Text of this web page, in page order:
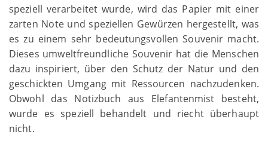
speziell verarbeitet wurde, wird das Papier mit einer
zarten Note und speziellen Gewürzen hergestellt, was
es zu einem sehr bedeutungsvollen Souvenir macht.
Dieses umweltfreundliche Souvenir hat die Menschen
dazu inspiriert, über den Schutz der Natur und den
geschickten Umgang mit Ressourcen nachzudenken.
Obwohl das Notizbuch aus Elefantenmist besteht,
wurde es speziell behandelt und riecht überhaupt
nicht.